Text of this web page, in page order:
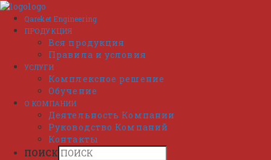
Перейти
содержимому
Qareket Engineering
ПРОДУКЦИЯ
Вся продукция
Правила и условия
УСЛУГИ
Комплексное решение
Обучение
О КОМПАНИИ
Деятельность Компании
Руководство Компаний
Контакты
ПОИСК